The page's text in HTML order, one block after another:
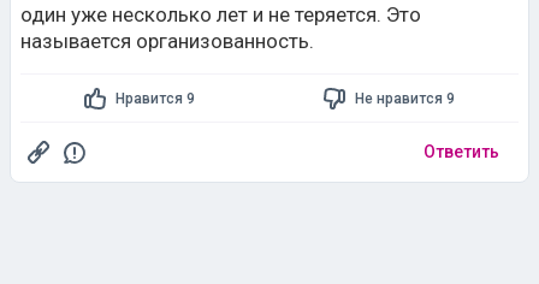
один уже несколько лет и не теряется. Это
называется организованность.
Нравится 9 Не нравится 9
Ответить